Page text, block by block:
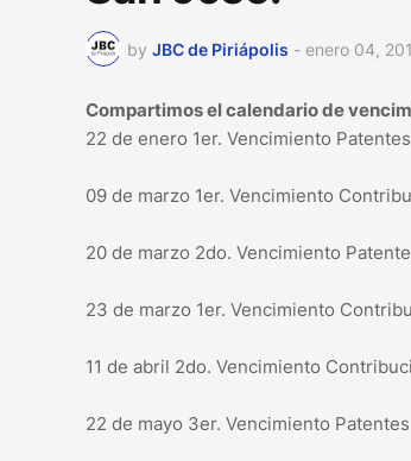
by JBC de Piriápolis - enero 04,
Compartimos el calendario de
22 de enero 1er. Vencimiento Patentes
09 de marzo 1er. Vencimiento
20 de marzo 2do. Vencimiento
23 de marzo 1er. Vencimiento
11 de abril 2do. Vencimiento
22 de mayo 3er. Vencimiento Patentes